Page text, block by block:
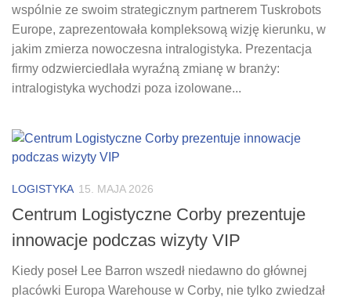
wspólnie ze swoim strategicznym partnerem Tuskrobots
Europe, zaprezentowała kompleksową wizję kierunku, w
jakim zmierza nowoczesna intralogistyka. Prezentacja
firmy odzwierciedlała wyraźną zmianę w branży:
intralogistyka wychodzi poza izolowane...
LOGISTYKA 15. MAJA 2026
Centrum Logistyczne Corby prezentuje
innowacje podczas wizyty VIP
Kiedy poseł Lee Barron wszedł niedawno do głównej
placówki Europa Warehouse w Corby, nie tylko zwiedzał